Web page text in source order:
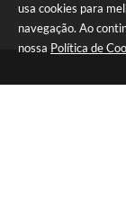
usa cookies para
navegação. Ao
nossa Política de